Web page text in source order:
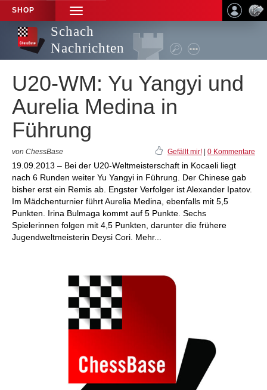
SHOP
TOGGLE
NAVIGATION
Schach
Nachrichten
U20-WM: Yu Yangyi und
Aurelia Medina in
Führung
von ChessBase Gefällt mir! 0 Kommentare
19.09.2013 – Bei der U20-Weltmeisterschaft in Kocaeli liegt
nach 6 Runden weiter Yu Yangyi in Führung. Der Chinese gab
bisher erst ein Remis ab. Engster Verfolger ist Alexander Ipatov.
Im Mädchenturnier führt Aurelia Medina, ebenfalls mit 5,5
Punkten. Irina Bulmaga kommt auf 5 Punkte. Sechs
Spielerinnen folgen mit 4,5 Punkten, darunter die frühere
Jugendweltmeisterin Deysi Cori. Mehr...